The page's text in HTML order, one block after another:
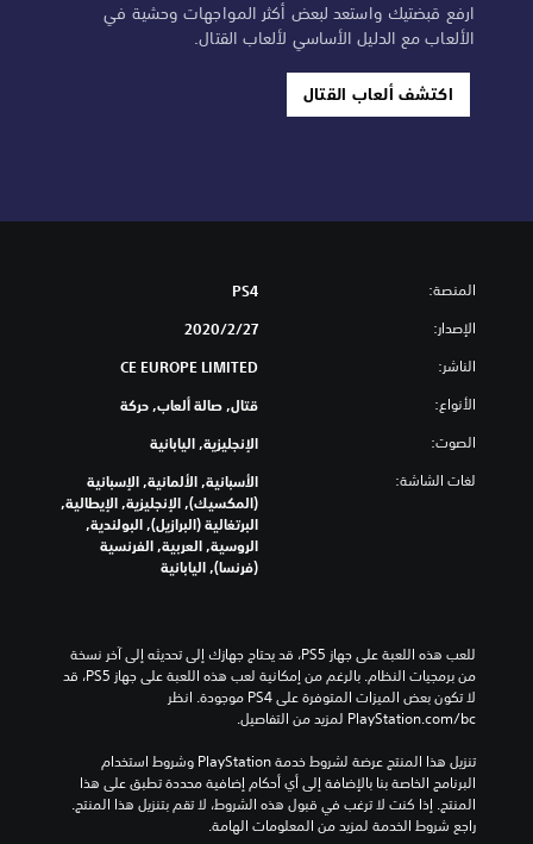
ارفع قبضتيك واستعد لبعض أكثر المواجهات وحشية في
الألعاب مع الدليل الأساسي لألعاب القتال.
اكتشف ألعاب القتال
المنصة: PS4
الإصدار: 27‏/2‏/2020
الناشر: CE EUROPE LIMITED
الأنواع: قتال, صالة ألعاب, حركة
الصوت: الإنجليزية, اليابانية
لغات الشاشة:
الأسبانية, الألمانية, الإسبانية
(المكسيك), الإنجليزية, الإيطالية,
البرتغالية (البرازيل), البولندية,
الروسية, العربية, الفرنسية
(فرنسا), اليابانية
للعب هذه اللعبة على جهاز PS5، قد يحتاج جهازك إلى تحديثه إلى آخر نسخة
من برمجيات النظام. بالرغم من إمكانية لعب هذه اللعبة على جهاز PS5، قد
لا تكون بعض الميزات المتوفرة على PS4 موجودة. انظر
‎PlayStation.com/bc لمزيد من التفاصيل.
تنزيل هذا المنتج عرضة لشروط خدمة‫ PlayStation وشروط استخدام
البرنامج الخاصة بنا بالإضافة إلى أي أحكام إضافية محددة تطبق على هذا
المنتج. إذا كنت لا ترغب في قبول هذه الشروط، لا تقم بتنزيل هذا المنتج.
راجع شروط الخدمة لمزيد من المعلومات الهامة.